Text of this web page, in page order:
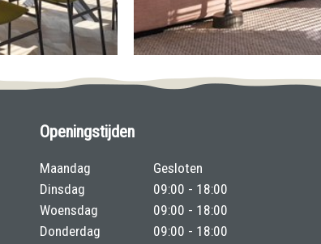
Openingstijden
Maandag
Gesloten
Dinsdag
09:00 - 18:00
Woensdag
09:00 - 18:00
Donderdag
09:00 - 18:00